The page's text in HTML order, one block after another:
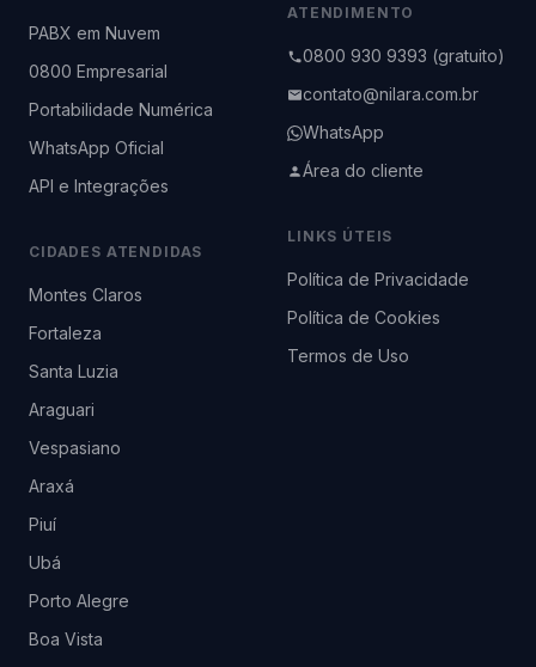
PABX em Nuvem
0800 Empresarial
Portabilidade Numérica
WhatsApp Oficial
API e Integrações
CIDADES ATENDIDAS
Montes Claros
Fortaleza
Santa Luzia
Araguari
Vespasiano
Araxá
Piuí
Ubá
Porto Alegre
Boa Vista
ATENDIMENTO
0800 930 9393 (gratuito)
contato@nilara.com.br
WhatsApp
Área do cliente
LINKS ÚTEIS
Política de Privacidade
Política de Cookies
Termos de Uso